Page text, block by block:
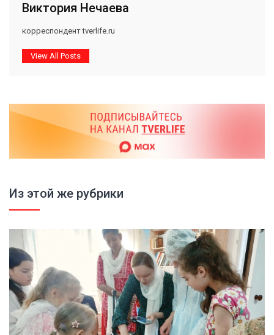
Виктория Нечаева
корреспондент tverlife.ru
View All Posts
Из этой же рубрики